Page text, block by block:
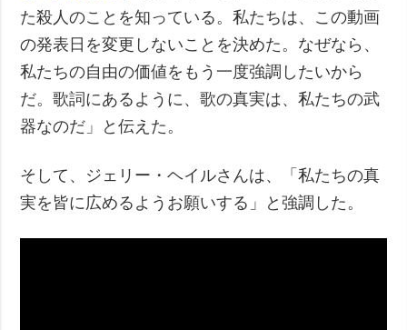
た殺人のことを知っている。私たちは、この動画
の発表日を変更しないことを決めた。なぜなら、
私たちの自由の価値をもう一度強調したいから
だ。歌詞にあるように、歌の真実は、私たちの武
器なのだ」と伝えた。
そして、ジェリー・ヘイルさんは、「私たちの真
実を皆に広めるようお願いする」と強調した。